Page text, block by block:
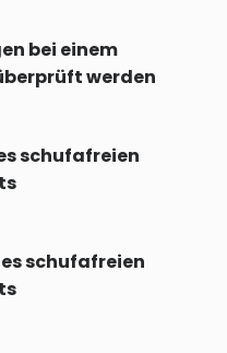
bei einem
werden
schufafreien
schufafreien